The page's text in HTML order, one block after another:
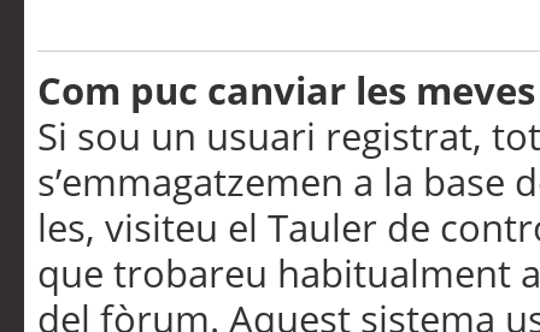
Com puc canviar les
Si sou un usuari registrat,
s’emmagatzemen a la
les, visiteu el Tauler de
que trobareu habitualment
del fòrum. Aquest sistema